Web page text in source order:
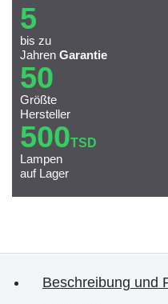
5
bis zu
Jahren Garantie
50
Größte
Hersteller
500TSD
Lampen
auf Lager
Beschreibung und